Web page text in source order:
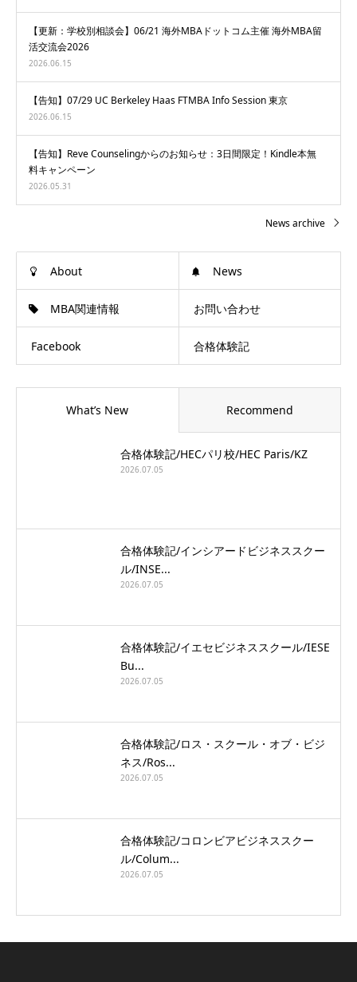
【更新：学校別相談会】06/21 海外MBAドットコム主催 海外MBA留
活交流会2026
2026.06.15
【告知】07/29 UC Berkeley Haas FTMBA Info Session 東京
2026.06.15
【告知】Reve Counselingからのお知らせ：3日間限定！Kindle本無
料キャンペーン
2026.05.31
News archive
About News
MBA関連情報 お問い合わせ
Facebook 合格体験記
What’s New Recommend
合格体験記/HECパリ校/HEC Paris/KZ
2026.07.05
合格体験記/インシアードビジネススクー
ル/INSE...
2026.07.05
合格体験記/イエセビジネススクール/IESE
Bu...
2026.07.05
合格体験記/ロス・スクール・オブ・ビジ
ネス/Ros...
2026.07.05
合格体験記/コロンビアビジネススクー
ル/Colum...
2026.07.05